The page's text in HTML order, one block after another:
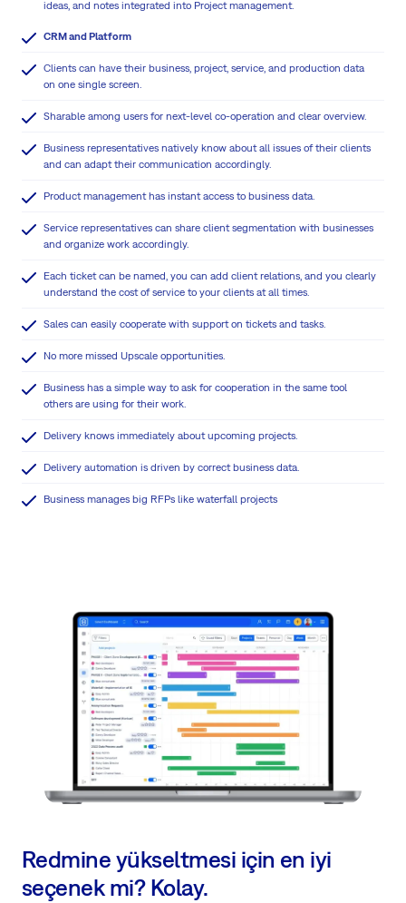
ideas, and notes integrated into Project management.
CRM and Platform
Clients can have their business, project, service, and production data
on one single screen.
Sharable among users for next-level co-operation and clear overview.
Business representatives natively know about all issues of their clients
and can adapt their communication accordingly.
Product management has instant access to business data.
Service representatives can share client segmentation with businesses
and organize work accordingly.
Each ticket can be named, you can add client relations, and you clearly
understand the cost of service to your clients at all times.
Sales can easily cooperate with support on tickets and tasks.
No more missed Upscale opportunities.
Business has a simple way to ask for cooperation in the same tool
others are using for their work.
Delivery knows immediately about upcoming projects.
Delivery automation is driven by correct business data.
Business manages big RFPs like waterfall projects
Redmine yükseltmesi için en iyi
seçenek mi? Kolay.